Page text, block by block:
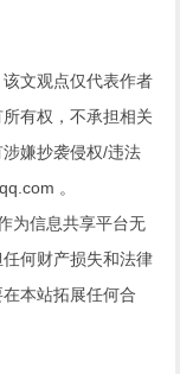
文观点仅代表作者
有权，不承担相关
嫌抄袭侵权/违法
。
为信息共享平台无
何财产损失和法律
本站拓展任何合